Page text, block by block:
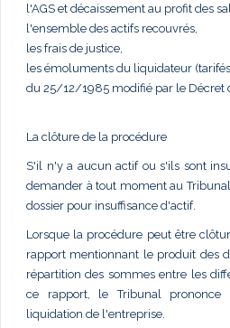
l'AGS et décaissement au profit des
l'ensemble des actifs recouvrés,
les frais de justice,
les émoluments du liquidateur
du 25/12/1985 modifié par le
La clôture de la procédure
S'il n'y a aucun actif ou s'ils sont
demander à tout moment au
dossier pour insuffisance d'actif.
Lorsque la procédure peut être
rapport mentionnant le produit des
répartition des sommes entre les
ce rapport, le Tribunal
liquidation de l'entreprise.